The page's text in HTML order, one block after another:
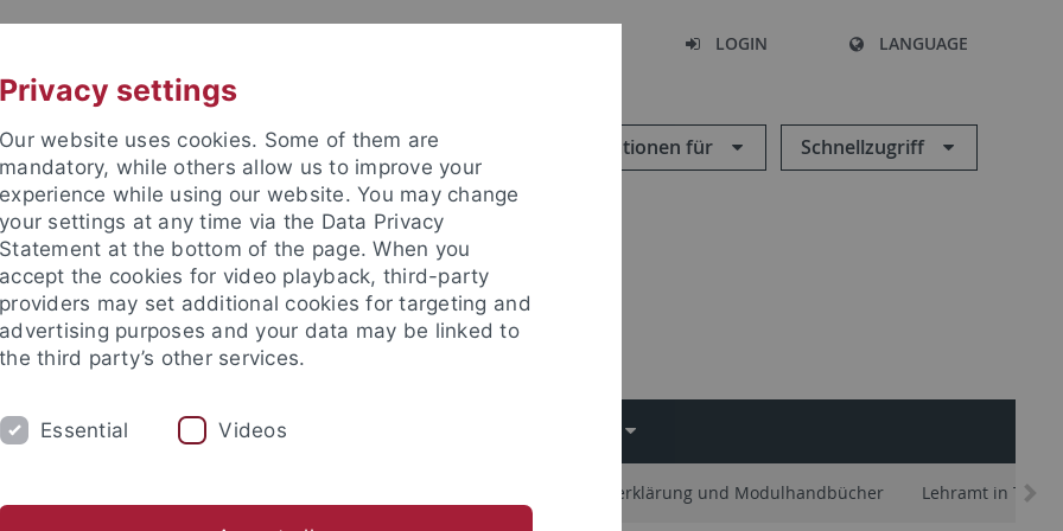
LOGIN LANGUAGE
Informationen für Schnellzugriff
DIE BURSE AKTUELLES
Lehrveranstaltungen, Prüfungsordnungen, Eigenständigkeitserklärung und Modulhandbücher Lehramt in
Privacy settings
Our website uses cookies. Some of them are
mandatory, while others allow us to improve your
experience while using our website. You may change
your settings at any time via the Data Privacy
Statement at the bottom of the page. When you
accept the cookies for video playback, third-party
providers may set additional cookies for targeting and
advertising purposes and your data may be linked to
the third party’s other services.
Essential Videos